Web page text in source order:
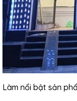
Làm nổi bật sản